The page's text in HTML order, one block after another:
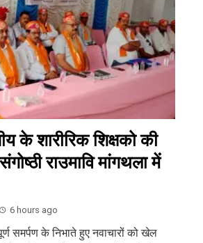
के शारीरिक शिक्षको की
राउमावि मांगथला में
6 hours ago
समर्पण के निभाते हुए नवाचारों को खेल